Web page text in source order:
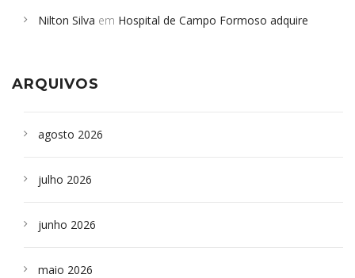
Campoformosenses que morreram em desabamentos são
Nilton Silva em Hospital de Campo Formoso adquire
ARQUIVOS
agosto 2026
julho 2026
junho 2026
maio 2026